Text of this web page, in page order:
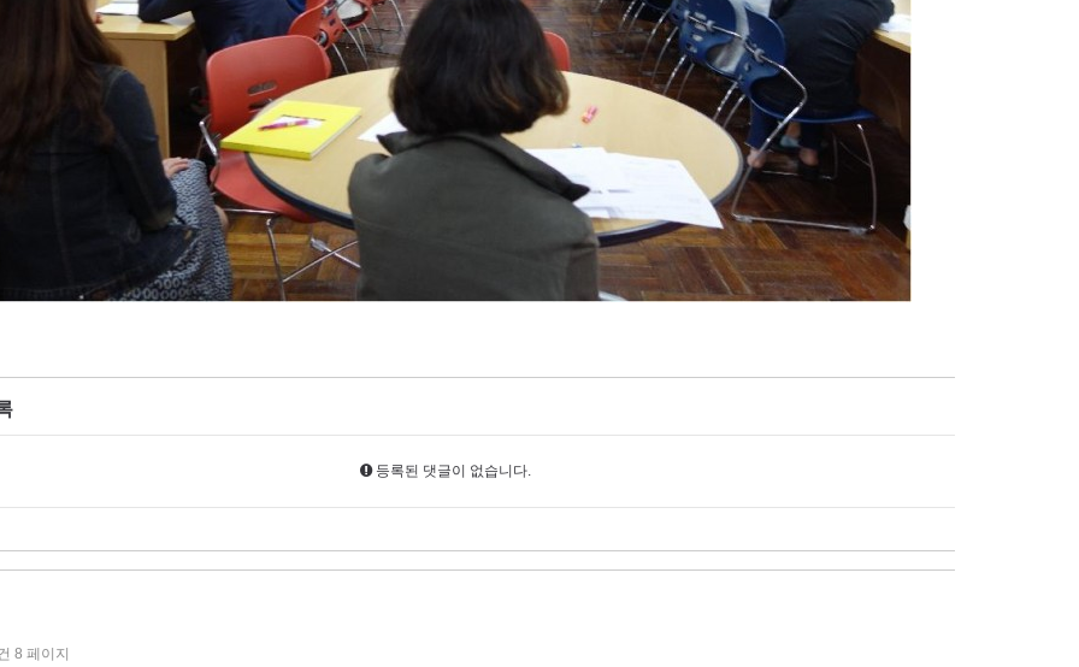
등록된 댓글이 없습니다.
8 페이지